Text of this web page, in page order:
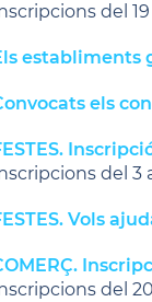
del
establiments
els
del 3
Vols
del